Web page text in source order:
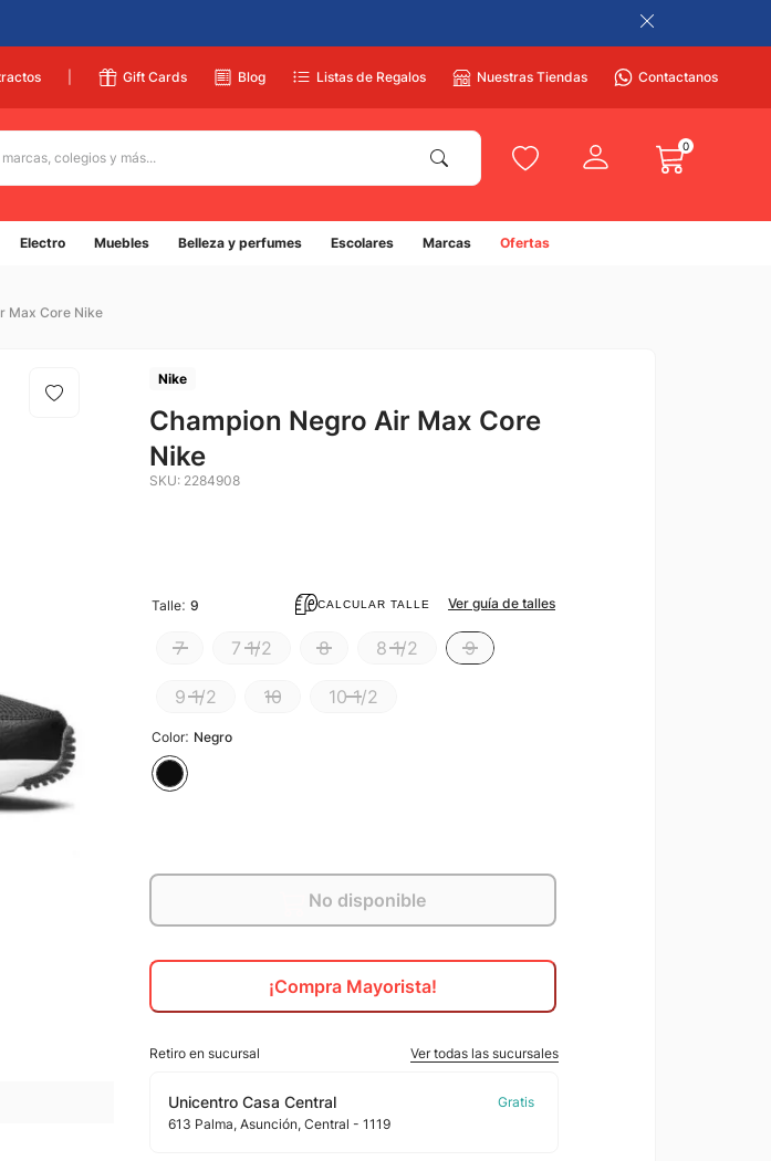
Gift Cards Blog Listas de Regalos Nuestras Tiendas Contactanos
marcas, colegios y más... 0
Electro Muebles Belleza y perfumes Escolares Marcas Ofertas
Max Core Nike
Nike
Champion Negro Air Max Core
Nike
SKU: 2284908
CALCULAR TALLE
Color: Negro
Talle: 9
10 10 1/2
7 7 1/2 8 8 1/2 9
9 1/2
Ver guía de talles
No disponible
¡Compra Mayorista!
Retiro en sucursal Ver todas las sucursales
Unicentro Casa Central
613 Palma, Asunción, Central - 1119